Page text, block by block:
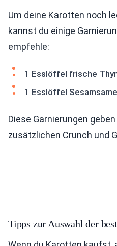
Um deine Karotten noch
kannst du einige
empfehle:
1 Esslöffel frische
1 Esslöffel
Diese Garnierungen
zusätzlichen Crunch und
Tipps zur Auswahl der